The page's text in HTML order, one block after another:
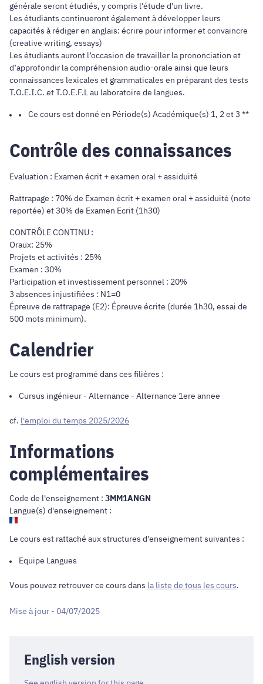
générale seront étudiés, y compris l'étude d'un livre.
Les étudiants continueront également à développer leurs
capacités à rédiger en anglais: écrire pour informer et convaincre
(creative writing, essays)
Les étudiants auront l’occasion de travailler la prononciation et
d’approfondir la compréhension audio-orale ainsi que leurs
connaissances lexicales et grammaticales en préparant des tests
T.O.E.I.C. et T.O.E.F.L au laboratoire de langues.
Ce cours est donné en Période(s) Académique(s) 1, 2 et 3 **
Contrôle des connaissances
Evaluation : Examen écrit + examen oral + assiduité
Rattrapage : 70% de Examen écrit + examen oral + assiduité (note
reportée) et 30% de Examen Ecrit (1h30)
CONTRÔLE CONTINU :
Oraux: 25%
Projets et activités : 25%
Examen : 30%
Participation et investissement personnel : 20%
3 absences injustifiées : N1=0
Épreuve de rattrapage (E2): Épreuve écrite (durée 1h30, essai de
500 mots minimum).
Calendrier
Le cours est programmé dans ces filières :
Cursus ingénieur - Alternance - Alternance 1ere annee
cf. l'emploi du temps 2025/2026
Informations
complémentaires
Code de l'enseignement : 3MM1ANGN
Langue(s) d'enseignement :
Le cours est rattaché aux structures d'enseignement suivantes :
Equipe Langues
Vous pouvez retrouver ce cours dans la liste de tous les cours.
Mise à jour - 04/07/2025
English version